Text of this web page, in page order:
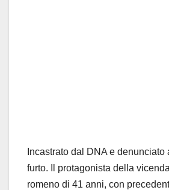
Incastrato dal DNA e
furto. Il protagonista della
romeno di 41 anni, con